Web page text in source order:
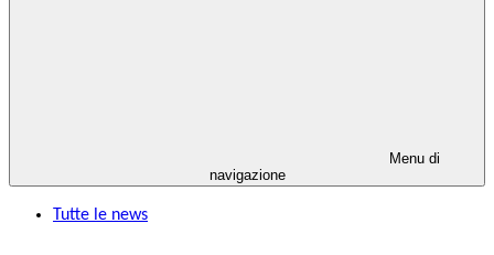
Menu di
navigazione
Tutte le news